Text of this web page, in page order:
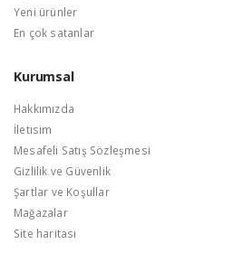
Yeni ürünler
En çok satanlar
Kurumsal
Hakkımızda
İletisim
Mesafeli Satış Sözleşmesi
Gizlilik ve Güvenlik
Şartlar ve Koşullar
Mağazalar
Site haritası